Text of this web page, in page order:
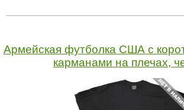
Армейская футболка США с
карманами на плечах,